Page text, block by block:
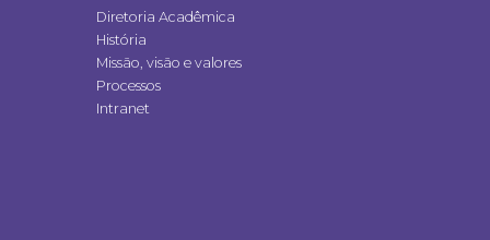
Diretoria Acadêmica
História
Missão, visão e valores
Processos
Intranet